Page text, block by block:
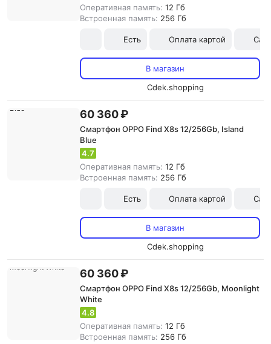
Оперативная память: 12 Гб
Встроенная память: 256 Гб
Есть Оплата картой
В магазин
Cdek.shopping
60 360 ₽
Смартфон OPPO Find X8s 12/256Gb, Island
Blue
4.7
Оперативная память: 12 Гб
Встроенная память: 256 Гб
Есть Оплата картой
В магазин
Cdek.shopping
60 360 ₽
Смартфон OPPO Find X8s 12/256Gb, Moonlight
White
4.8
Оперативная память: 12 Гб
Встроенная память: 256 Гб